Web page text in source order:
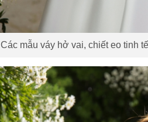
Các mẫu váy hở vai, chiết eo tinh